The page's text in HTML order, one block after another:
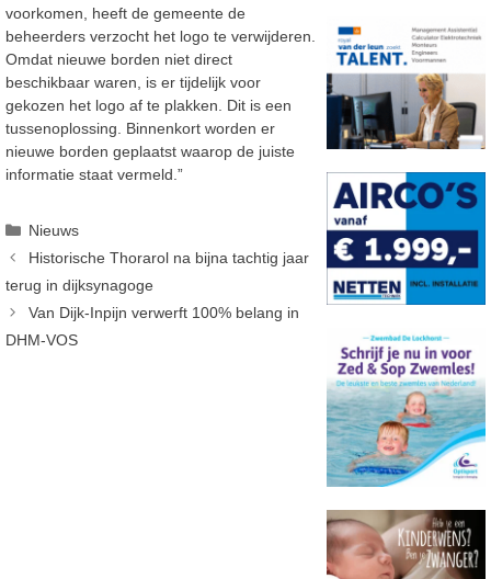
voorkomen, heeft de gemeente de
beheerders verzocht het logo te verwijderen.
Omdat nieuwe borden niet direct
beschikbaar waren, is er tijdelijk voor
gekozen het logo af te plakken. Dit is een
tussenoplossing. Binnenkort worden er
nieuwe borden geplaatst waarop de juiste
informatie staat vermeld.”
Categorieën
Nieuws
Historische Thorarol na bijna tachtig jaar
terug in dijksynagoge
Van Dijk-Inpijn verwerft 100% belang in
DHM-VOS